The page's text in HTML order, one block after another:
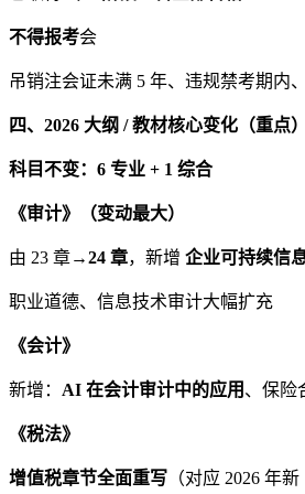
不得报考会
吊销注会证未满 5 年、违规禁考期内
四、2026 大纲 / 教材核心变化（重点）
科目不变：6 专业 + 1 综合
《审计》（变动最大）
由 23 章→24 章，新增 企业可持续信
职业道德、信息技术审计大幅扩充
《会计》
新增： AI 在会计审计中的应用 、保险
《税法》
增值税章节全面重写 （对应 2026 年